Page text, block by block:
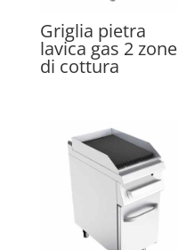
Griglia pietra
lavica gas 2 zone
di cottura